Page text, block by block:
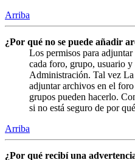
Arriba
¿Por qué no se puede añadir
Los permisos para
cada foro, grupo, usuario
Administración. Tal vez
adjuntar archivos en el
grupos pueden hacerlo.
si no está seguro de por
Arriba
¿Por qué recibí una